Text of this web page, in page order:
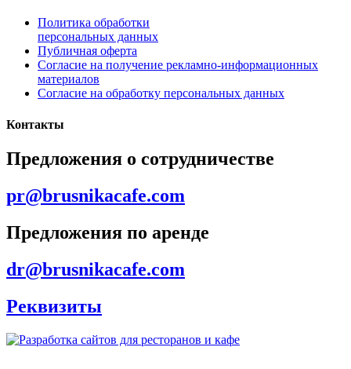
Политика обработки
персональных данных
Публичная оферта
Согласие на получение рекламно-информационных
материалов
Согласие на обработку персональных данных
Контакты
Предложения о сотрудничестве
pr@brusnikacafe.com
Предложения по аренде
dr@brusnikacafe.com
Реквизиты